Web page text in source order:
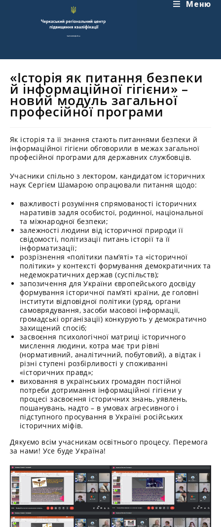
Меню
«Історія як питання безпеки
й інформаційної гігієни» –
новий модуль загальної
професійної програми
Як історія та її знання стають питаннями безпеки й
інформаційної гігієни обговорили в межах загальної
професійної програми для державних службовців.
Учасники спільно з лектором, кандидатом історичних
наук Сергієм Шамарою опрацювали питання щодо:
важливості розуміння спрямованості історичних
наративів задля особистої, родинної, національної
та міжнародної безпеки;
залежності людини від історичної природи її
свідомості, політизації питань історії та її
інформатизації;
розрізнення «політики пам’яті» та «історичної
політики» у контексті формування демократичних та
недемократичних держав (суспільств);
запозичення для України європейського досвіду
формування історичної пам’яті країни, де головні
інститути відповідної політики (уряд, органи
самоврядування, засоби масової інформації,
громадські організації) конкурують у демократично
захищений спосіб;
засвоєння психологічної матриці історичного
мислення людини, котра має три рівні
(нормативний, аналітичний, побутовий), а відтак і
різні ступені розбірливості у споживанні
«історичних правд»;
виховання в українських громадян постійної
потреби дотримання інформаційної гігієни у
процесі засвоєння історичних знань, уявлень,
пошанувань, надто – в умовах агресивного і
підступного просування в Україні російських
історичних міфів.
Дякуємо всім учасникам освітнього процесу. Перемога
за нами! Усе буде Україна!